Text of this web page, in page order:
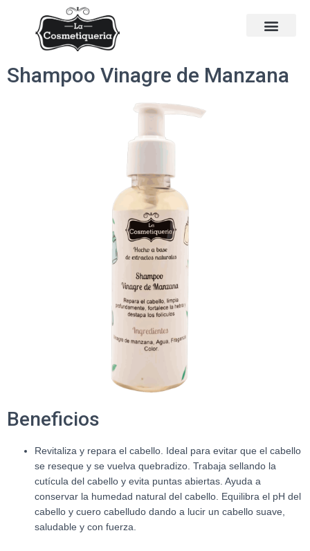
Shampoo Vinagre de Manzana
Beneficios
Revitaliza y repara el cabello. Ideal para evitar que el cabello
se reseque y se vuelva quebradizo. Trabaja sellando la
cutícula del cabello y evita puntas abiertas. Ayuda a
conservar la humedad natural del cabello. Equilibra el pH del
cabello y cuero cabelludo dando a lucir un cabello suave,
saludable y con fuerza.